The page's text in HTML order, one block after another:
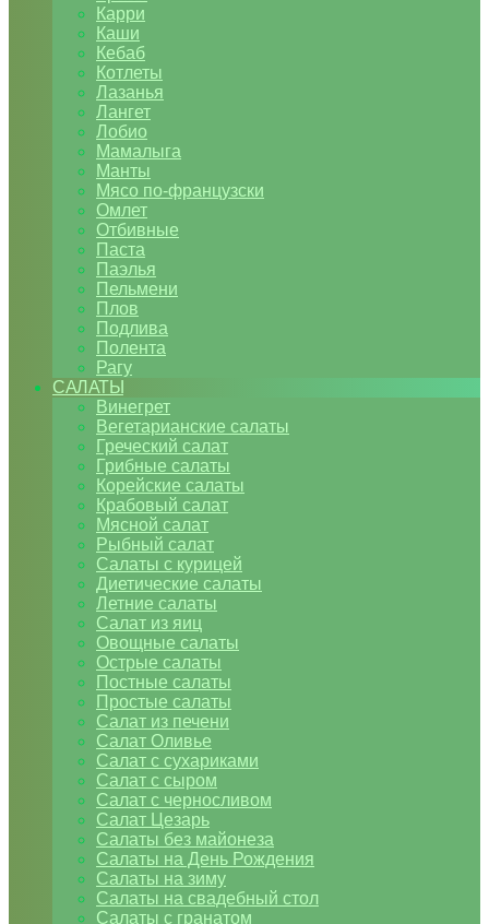
Карри
Каши
Кебаб
Котлеты
Лазанья
Лангет
Лобио
Мамалыга
Манты
Мясо по-французски
Омлет
Отбивные
Паста
Паэлья
Пельмени
Плов
Подлива
Полента
Рагу
САЛАТЫ
Винегрет
Вегетарианские салаты
Греческий салат
Грибные салаты
Корейские салаты
Крабовый салат
Мясной салат
Рыбный салат
Салаты с курицей
Диетические салаты
Летние салаты
Салат из яиц
Овощные салаты
Острые салаты
Постные салаты
Простые салаты
Салат из печени
Салат Оливье
Салат с сухариками
Салат с сыром
Салат с черносливом
Салат Цезарь
Салаты без майонеза
Салаты на День Рождения
Салаты на зиму
Салаты на свадебный стол
Салаты с гранатом